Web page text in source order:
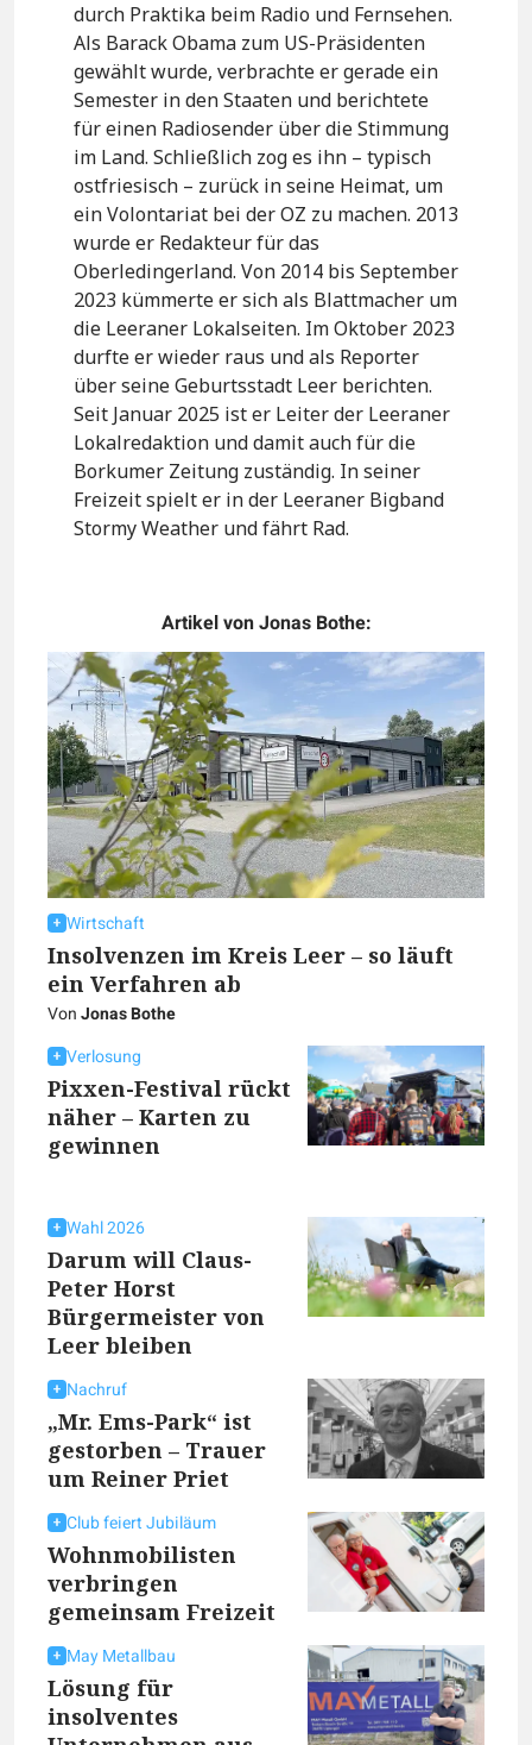
durch Praktika beim Radio und Fernsehen.
Als Barack Obama zum US-Präsidenten
gewählt wurde, verbrachte er gerade ein
Semester in den Staaten und berichtete
für einen Radiosender über die Stimmung
im Land. Schließlich zog es ihn – typisch
ostfriesisch – zurück in seine Heimat, um
ein Volontariat bei der OZ zu machen. 2013
wurde er Redakteur für das
Oberledingerland. Von 2014 bis September
2023 kümmerte er sich als Blattmacher um
die Leeraner Lokalseiten. Im Oktober 2023
durfte er wieder raus und als Reporter
über seine Geburtsstadt Leer berichten.
Seit Januar 2025 ist er Leiter der Leeraner
Lokalredaktion und damit auch für die
Borkumer Zeitung zuständig. In seiner
Freizeit spielt er in der Leeraner Bigband
Stormy Weather und fährt Rad.
Artikel von Jonas Bothe:
Wirtschaft
Insolvenzen im Kreis Leer – so läuft
ein Verfahren ab
VonJonas Bothe
Verlosung
Pixxen-Festival rückt
näher – Karten zu
gewinnen
Wahl 2026
Darum will Claus-
Peter Horst
Bürgermeister von
Leer bleiben
Nachruf
„Mr. Ems-Park“ ist
gestorben – Trauer
um Reiner Priet
Club feiert Jubiläum
Wohnmobilisten
verbringen
gemeinsam Freizeit
May Metallbau
Lösung für
insolventes